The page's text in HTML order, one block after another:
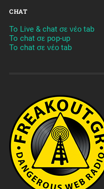
CHAT
To Live & chat σε νέο tab
To chat σε pop-up
To chat σε νέο tab